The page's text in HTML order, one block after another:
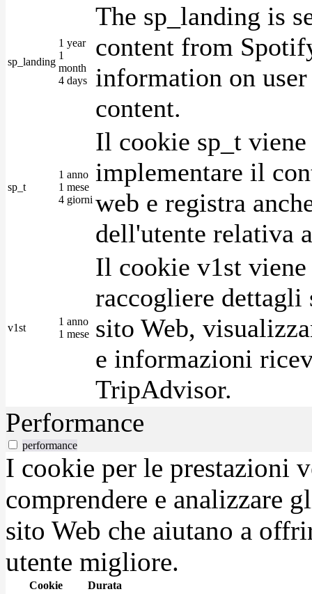
sp_landing
1 year
1
month
4 days
The sp_landing is
content from
information on
content.
sp_t
1 anno
1 mese
4 giorni
Il cookie sp_t
implementare il
web e registra
dell'utente relativa
v1st
1 anno
1 mese
Il cookie v1st
raccogliere
sito Web,
e informazioni
TripAdvisor.
Performance
performance
I cookie per le prestazioni
comprendere e analizzare
sito Web che aiutano a
utente migliore.
Cookie Durata